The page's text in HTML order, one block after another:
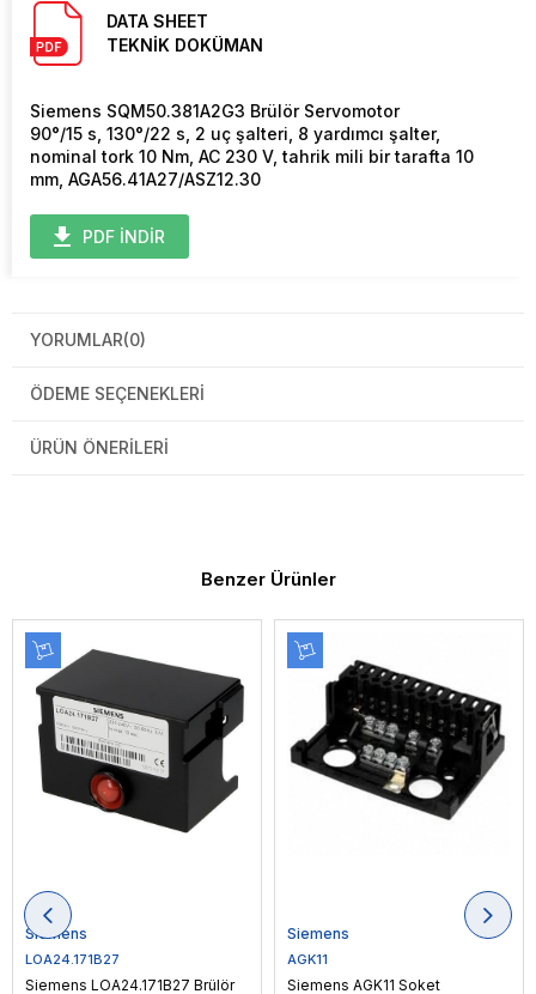
DATA SHEET
TEKNİK DOKÜMAN
Siemens SQM50.381A2G3 Brülör Servomotor
90°/15 s, 130°/22 s, 2 uç şalteri, 8 yardımcı şalter,
nominal tork 10 Nm, AC 230 V, tahrik mili bir tarafta 10
mm, AGA56.41A27/ASZ12.30
PDF İNDİR
YORUMLAR(0)
ÖDEME SEÇENEKLERI
ÜRÜN ÖNERILERI
Benzer Ürünler
Siemens
LOA24.171B27
Siemens LOA24.171B27 Brülör
Siemens
AGK11
Siemens AGK11 Soket